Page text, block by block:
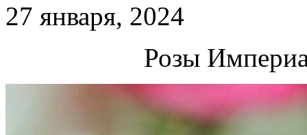
27 января, 2024
Розы